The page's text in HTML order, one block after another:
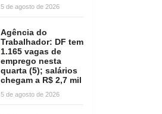
5 de agosto de 2026
Agência do
Trabalhador: DF tem
1.165 vagas de
emprego nesta
quarta (5); salários
chegam a R$ 2,7 mil
5 de agosto de 2026